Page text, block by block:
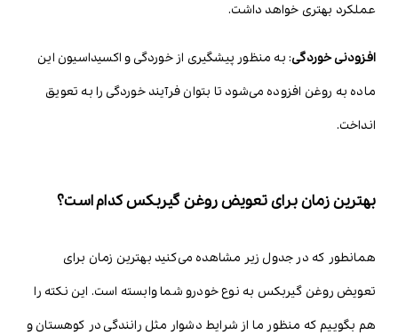
عملکرد بهتری خواهد داشت.
افزودنی خوردگی: به منظور پیشگیری از خوردگی و اکسیداسیون این
ماده به روغن افزوده می‌شود تا بتوان فرآیند خوردگی را به تعویق
انداخت.
بهترین زمان برای تعویض روغن گیربکس کدام است؟
همانطور که در جدول زیر مشاهده می‌کنید بهترین زمان برای
تعویض روغن گیربکس به نوع خودرو شما وابسته است. این نکته را
هم بگوییم که منظور ما از شرایط دشوار مثل رانندگی در کوهستان و